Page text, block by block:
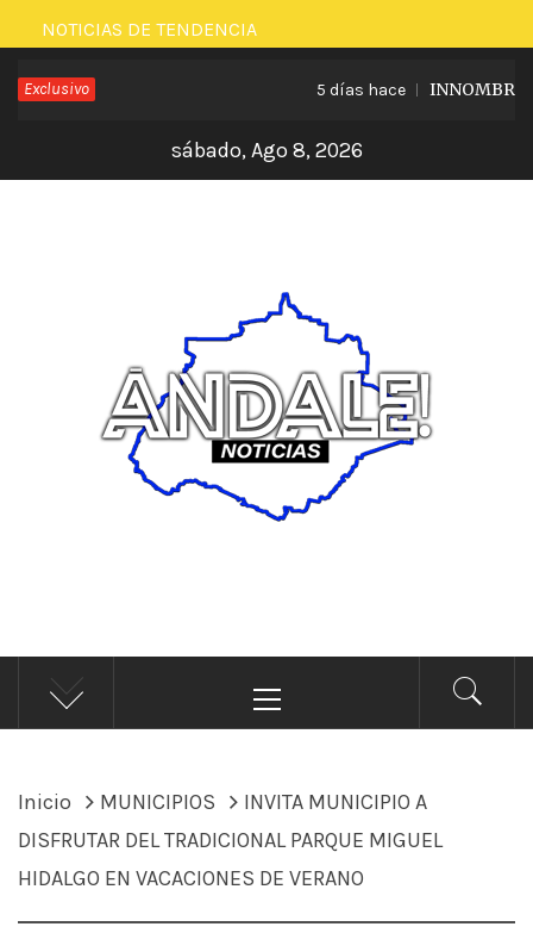
Saltar
al
contenido
NOTICIAS DE TENDENCIA
Exclusivo 5 días hace
sábado, Ago 8, 2026
ÁNDALE NOTICIAS
Noticias
principal
Inicio MUNICIPIOS
INVITA MUNICIPIO A
DISFRUTAR DEL TRADICIONAL PARQUE MIGUEL
HIDALGO EN VACACIONES DE VERANO